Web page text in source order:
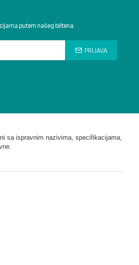
putem našeg biltena.
PRIJAVA
sa ispravnim nazivima, specifikacijama,